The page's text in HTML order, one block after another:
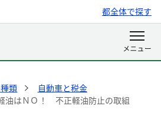
都全体で探す
類
自動車と税金
油はＮＯ！ 不正軽油防止の取組